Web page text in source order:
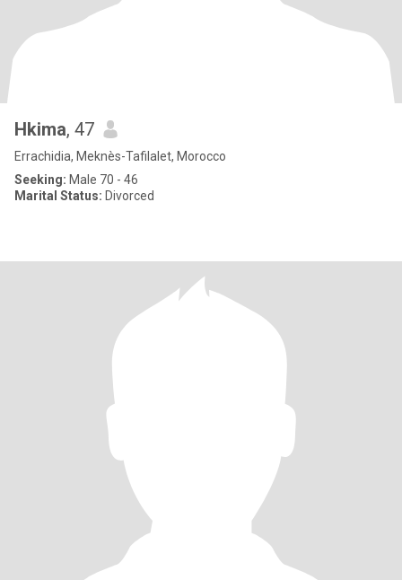
Hkima, 47
Errachidia, Meknès-Tafilalet, Morocco
Seeking: Male 70 - 46
Marital Status: Divorced